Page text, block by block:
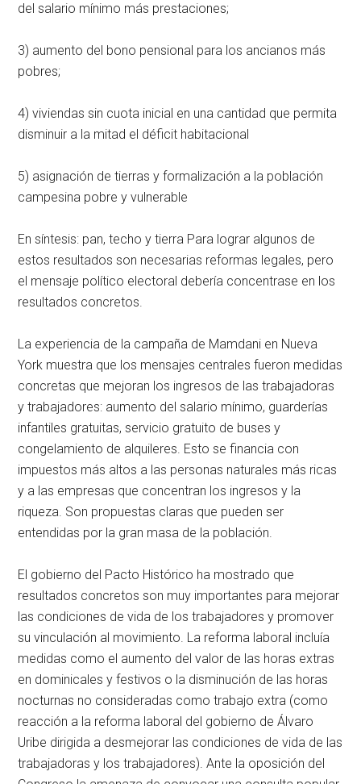
del salario mínimo más prestaciones;
3) aumento del bono pensional para los ancianos más
pobres;
4) viviendas sin cuota inicial en una cantidad que permita
disminuir a la mitad el déficit habitacional
5) asignación de tierras y formalización a la población
campesina pobre y vulnerable
En síntesis: pan, techo y tierra Para lograr algunos de
estos resultados son necesarias reformas legales, pero
el mensaje político electoral debería concentrase en los
resultados concretos.
La experiencia de la campaña de Mamdani en Nueva
York muestra que los mensajes centrales fueron medidas
concretas que mejoran los ingresos de las trabajadoras
y trabajadores: aumento del salario mínimo, guarderías
infantiles gratuitas, servicio gratuito de buses y
congelamiento de alquileres. Esto se financia con
impuestos más altos a las personas naturales más ricas
y a las empresas que concentran los ingresos y la
riqueza. Son propuestas claras que pueden ser
entendidas por la gran masa de la población.
El gobierno del Pacto Histórico ha mostrado que
resultados concretos son muy importantes para mejorar
las condiciones de vida de los trabajadores y promover
su vinculación al movimiento. La reforma laboral incluía
medidas como el aumento del valor de las horas extras
en dominicales y festivos o la disminución de las horas
nocturnas no consideradas como trabajo extra (como
reacción a la reforma laboral del gobierno de Álvaro
Uribe dirigida a desmejorar las condiciones de vida de las
trabajadoras y los trabajadores). Ante la oposición del